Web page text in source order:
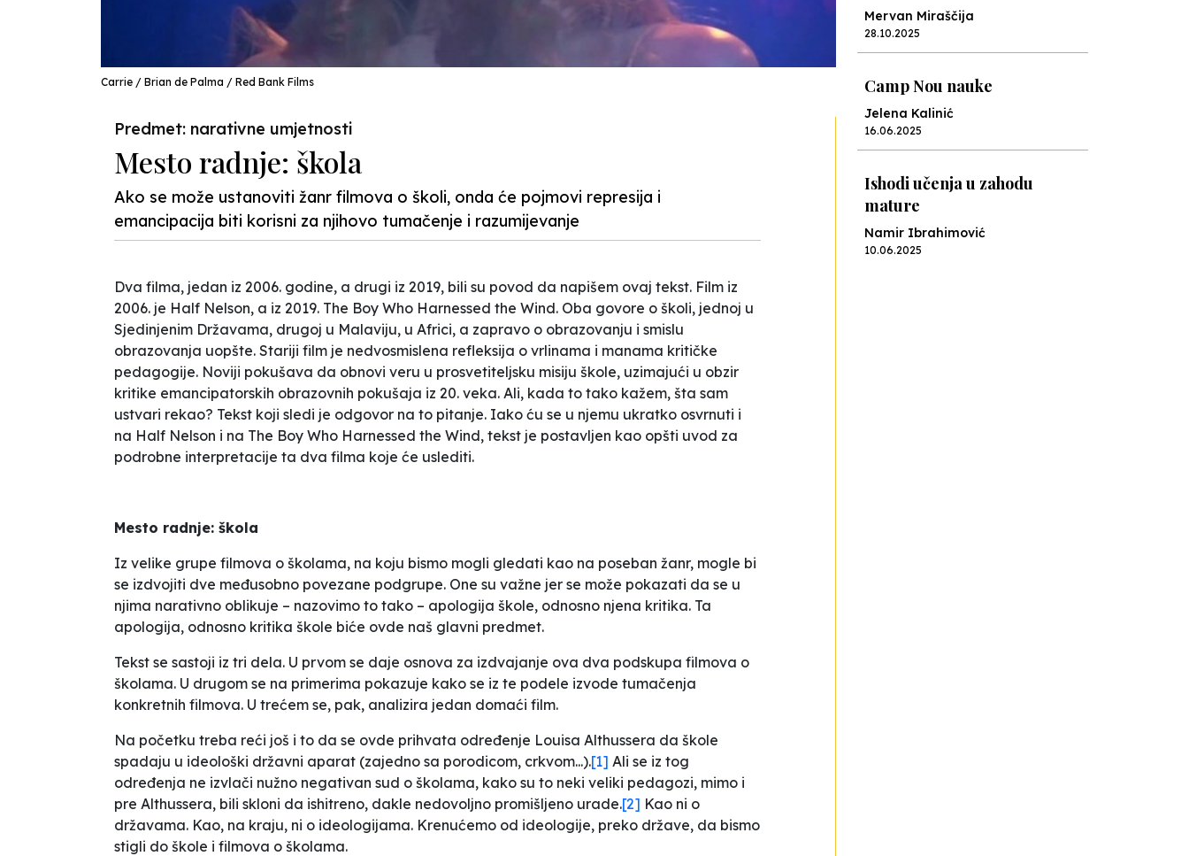
Carrie / Brian de Palma / Red Bank Films
Predmet: narativne umjetnosti
Mesto radnje: škola
Ako se može ustanoviti žanr filmova o školi, onda će pojmovi represija i
emancipacija biti korisni za njihovo tumačenje i razumijevanje
Dva filma, jedan iz 2006. godine, a drugi iz 2019, bili su povod da napišem ovaj tekst. Film iz
2006. je Half Nelson, a iz 2019. The Boy Who Harnessed the Wind. Oba govore o školi, jednoj u
Sjedinjenim Državama, drugoj u Malaviju, u Africi, a zapravo o obrazovanju i smislu
obrazovanja uopšte. Stariji film je nedvosmislena refleksija o vrlinama i manama kritičke
pedagogije. Noviji pokušava da obnovi veru u prosvetiteljsku misiju škole, uzimajući u obzir
kritike emancipatorskih obrazovnih pokušaja iz 20. veka. Ali, kada to tako kažem, šta sam
ustvari rekao? Tekst koji sledi je odgovor na to pitanje. Iako ću se u njemu ukratko osvrnuti i
na Half Nelson i na The Boy Who Harnessed the Wind, tekst je postavljen kao opšti uvod za
podrobne interpretacije ta dva filma koje će uslediti.
Mesto radnje: škola
Iz velike grupe filmova o školama, na koju bismo mogli gledati kao na poseban žanr, mogle bi
se izdvojiti dve međusobno povezane podgrupe. One su važne jer se može pokazati da se u
njima narativno oblikuje – nazovimo to tako – apologija škole, odnosno njena kritika. Ta
apologija, odnosno kritika škole biće ovde naš glavni predmet.
Tekst se sastoji iz tri dela. U prvom se daje osnova za izdvajanje ova dva podskupa filmova o
školama. U drugom se na primerima pokazuje kako se iz te podele izvode tumačenja
konkretnih filmova. U trećem se, pak, analizira jedan domaći film.
Na početku treba reći još i to da se ovde prihvata određenje Louisa Althussera da škole
spadaju u ideološki državni aparat (zajedno sa porodicom, crkvom...).[1] Ali se iz tog
određenja ne izvlači nužno negativan sud o školama, kako su to neki veliki pedagozi, mimo i
pre Althussera, bili skloni da ishitreno, dakle nedovoljno promišljeno urade.[2] Kao ni o
državama. Kao, na kraju, ni o ideologijama. Krenućemo od ideologije, preko države, da bismo
stigli do škole i filmova o školama.
Mervan Miraščija
28.10.2025
Camp Nou nauke
Jelena Kalinić
16.06.2025
Ishodi učenja u zahodu
mature
Namir Ibrahimović
10.06.2025